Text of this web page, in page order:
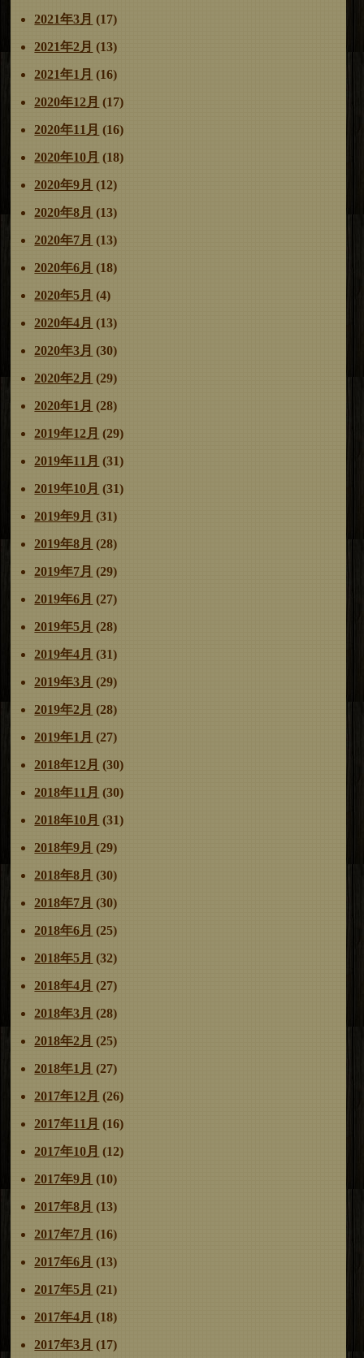
2021年3月 (17)
2021年2月 (13)
2021年1月 (16)
2020年12月 (17)
2020年11月 (16)
2020年10月 (18)
2020年9月 (12)
2020年8月 (13)
2020年7月 (13)
2020年6月 (18)
2020年5月 (4)
2020年4月 (13)
2020年3月 (30)
2020年2月 (29)
2020年1月 (28)
2019年12月 (29)
2019年11月 (31)
2019年10月 (31)
2019年9月 (31)
2019年8月 (28)
2019年7月 (29)
2019年6月 (27)
2019年5月 (28)
2019年4月 (31)
2019年3月 (29)
2019年2月 (28)
2019年1月 (27)
2018年12月 (30)
2018年11月 (30)
2018年10月 (31)
2018年9月 (29)
2018年8月 (30)
2018年7月 (30)
2018年6月 (25)
2018年5月 (32)
2018年4月 (27)
2018年3月 (28)
2018年2月 (25)
2018年1月 (27)
2017年12月 (26)
2017年11月 (16)
2017年10月 (12)
2017年9月 (10)
2017年8月 (13)
2017年7月 (16)
2017年6月 (13)
2017年5月 (21)
2017年4月 (18)
2017年3月 (17)